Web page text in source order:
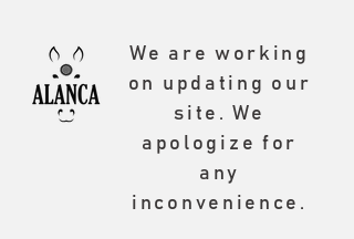
We are working
on updating our
site. We
apologize for
any
inconvenience.